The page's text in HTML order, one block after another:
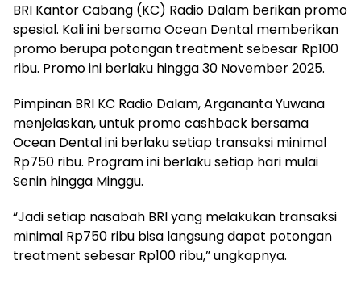
BRI Kantor Cabang (KC) Radio Dalam berikan promo
spesial. Kali ini bersama Ocean Dental memberikan
promo berupa potongan treatment sebesar Rp100
ribu. Promo ini berlaku hingga 30 November 2025.
Pimpinan BRI KC Radio Dalam, Argananta Yuwana
menjelaskan, untuk promo cashback bersama
Ocean Dental ini berlaku setiap transaksi minimal
Rp750 ribu. Program ini berlaku setiap hari mulai
Senin hingga Minggu.
“Jadi setiap nasabah BRI yang melakukan transaksi
minimal Rp750 ribu bisa langsung dapat potongan
treatment sebesar Rp100 ribu,” ungkapnya.